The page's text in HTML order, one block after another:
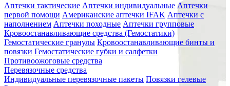
Аптечки тактические Аптечки индивидуальные Аптечки
первой помощи Американские аптечки IFAK Аптечки с
наполнением Аптечки походные Аптечки групповые
Кровоостанавливающие средства (Гемостатики)
Гемостатические гранулы Кровоостанавливающие бинты и
повязки Гемостатические губки и салфетки
Противоожоговые средства
Перевязочные средства
Индивидуальные перевязочные пакеты Повязки гелевые